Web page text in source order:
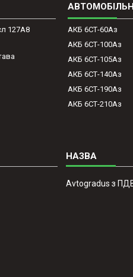
127A8
АКБ 6СТ-60Аз
АКБ 6СТ-100Аз
АКБ 6СТ-105Аз
АКБ 6СТ-140Аз
АКБ 6СТ-190Аз
АКБ 6СТ-210Аз
Avtogradus з